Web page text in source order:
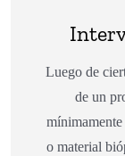
Luego de
de un
o material